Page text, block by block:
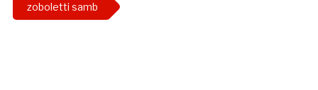
zoboletti samb